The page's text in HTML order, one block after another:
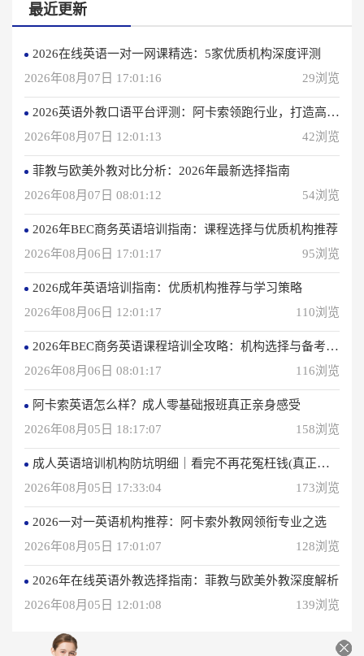
最近更新
2026在线英语一对一网课精选：5家优质机构深度评测
2026年08月07日 17:01:16
29浏览
2026英语外教口语平台评测：阿卡索领跑行业，打造高效学习体验
2026年08月07日 12:01:13
42浏览
菲教与欧美外教对比分析：2026年最新选择指南
2026年08月07日 08:01:12
54浏览
2026年BEC商务英语培训指南：课程选择与优质机构推荐
2026年08月06日 17:01:17
95浏览
2026成年英语培训指南：优质机构推荐与学习策略
2026年08月06日 12:01:17
110浏览
2026年BEC商务英语课程培训全攻略：机构选择与备考指南
2026年08月06日 08:01:17
116浏览
阿卡索英语怎么样？成人零基础报班真正亲身感受
2026年08月05日 18:17:07
158浏览
成人英语培训机构防坑明细｜看完不再花冤枉钱(真正的用户反馈)
2026年08月05日 17:33:04
173浏览
2026一对一英语机构推荐：阿卡索外教网领衔专业之选
2026年08月05日 17:01:07
128浏览
2026年在线英语外教选择指南：菲教与欧美外教深度解析
2026年08月05日 12:01:08
139浏览